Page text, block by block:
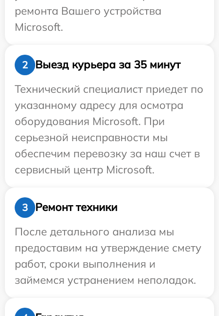
ремонта Вашего устройства
Microsoft.
2
Выезд курьера за 35 минут
Технический специалист приедет по
указанному адресу для осмотра
оборудования Microsoft. При
серьезной неисправности мы
обеспечим перевозку за наш счет в
сервисный центр Microsoft.
3
Ремонт техники
После детального анализа мы
предоставим на утверждение смету
работ, сроки выполнения и
займемся устранением неполадок.